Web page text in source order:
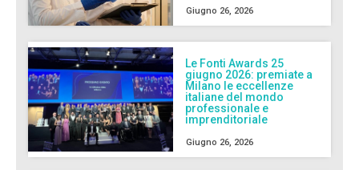
Giugno 26, 2026
Le Fonti Awards 25
giugno 2026: premiate a
Milano le eccellenze
italiane del mondo
professionale e
imprenditoriale
Giugno 26, 2026